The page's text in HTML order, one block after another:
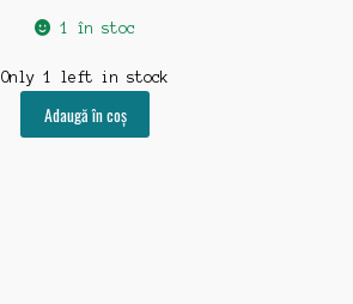
1 în stoc
Only 1 left in stock
Adaugă în coș